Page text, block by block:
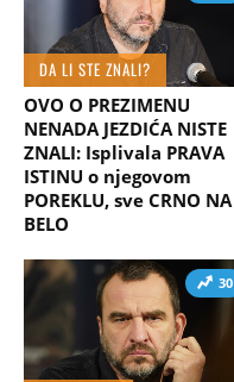
DA LI STE ZNALI?
OVO O PREZIMENU
NENADA JEZDIĆA NISTE
ZNALI: Isplivala PRAVA
ISTINU o njegovom
POREKLU, sve CRNO NA
BELO
30